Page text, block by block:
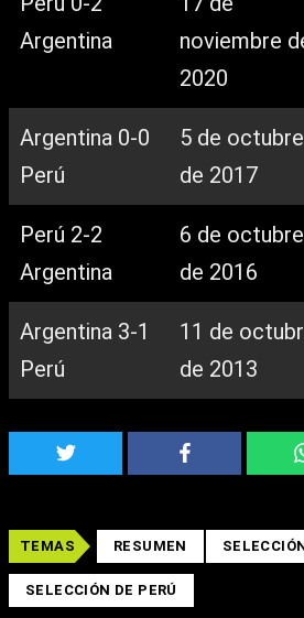
Argentina
noviembre
2020
Argentina 0-0
Perú
5 de octubre
de 2017
Perú 2-2
Argentina
6 de octubre
de 2016
Argentina 3-1
Perú
11 de
de 2013
TEMAS RESUMEN
SELECCIÓN DE PERÚ